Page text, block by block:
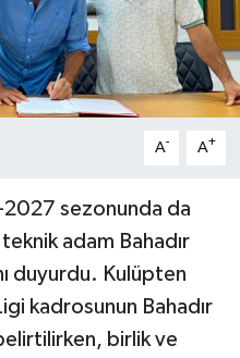
A- A+
2027 sezonunda da
adam Bahadır
duyurdu. Kulüpten
kadrosunun Bahadır
birlik ve